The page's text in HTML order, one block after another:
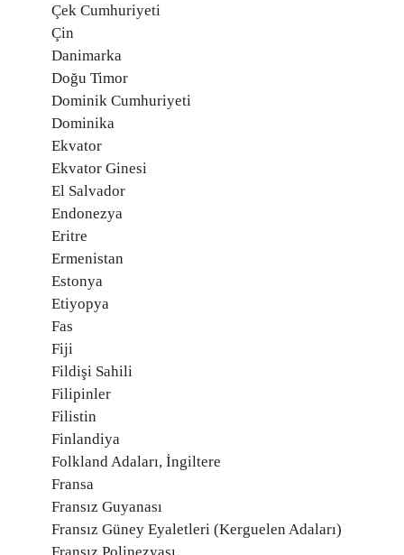
Çek Cumhuriyeti
Çin
Danimarka
Doğu Timor
Dominik Cumhuriyeti
Dominika
Ekvator
Ekvator Ginesi
El Salvador
Endonezya
Eritre
Ermenistan
Estonya
Etiyopya
Fas
Fiji
Fildişi Sahili
Filipinler
Filistin
Finlandiya
Folkland Adaları, İngiltere
Fransa
Fransız Guyanası
Fransız Güney Eyaletleri (Kerguelen Adaları)